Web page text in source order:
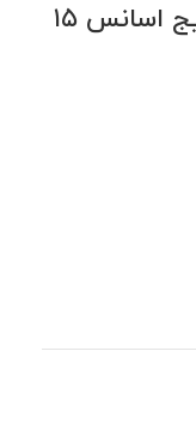
قطره خوراکی سوپرمینت باریج اسانس ۱۵